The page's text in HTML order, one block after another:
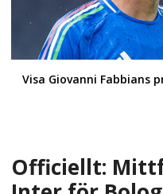
Visa Giovanni Fabbians
Officiellt: